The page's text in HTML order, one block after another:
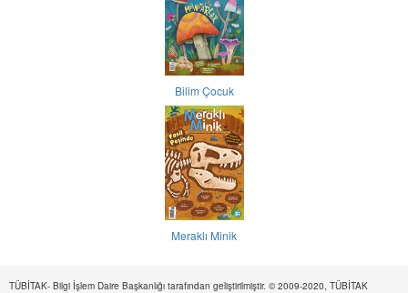
Bilim Çocuk
Meraklı Minik
TÜBİTAK- Bilgi İşlem Daire Başkanlığı tarafından geliştirilmiştir. © 2009-2020, TÜBİTAK